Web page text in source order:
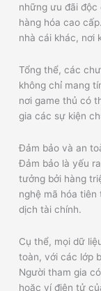
những ưu đãi
hàng hóa cao
nhà cái khác, nơi
Tổng thể, các
không chỉ mang
nơi game thủ có
gia các sự kiện
Đảm bảo và an
Đảm bảo là yếu
tưởng bởi hàng
nghệ mã hóa
dịch tài chính.
Cụ thể, mọi dữ
toàn, với các lớp
Người tham gia
hoặc ví điện tử